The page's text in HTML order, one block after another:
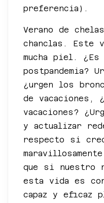
preferencia).
Verano de
chanclas. Este
mucha piel.
postpandemia?
¿urgen los
de vacaciones,
vacaciones?
y actualizar
respecto si
que si nuestro
esta vida es
capaz y eficaz